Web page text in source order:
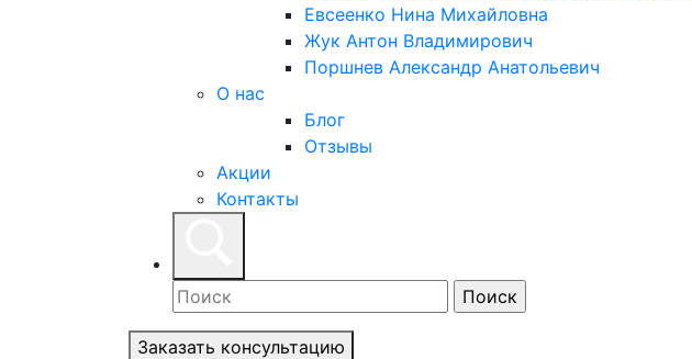
Евсеенко Нина Михайловна
Жук Антон Владимирович
Поршнев Александр Анатольевич
О нас
Блог
Отзывы
Акции
Контакты
Заказать консультацию